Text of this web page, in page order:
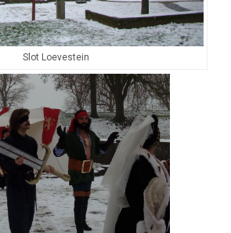
Slot Loevestein